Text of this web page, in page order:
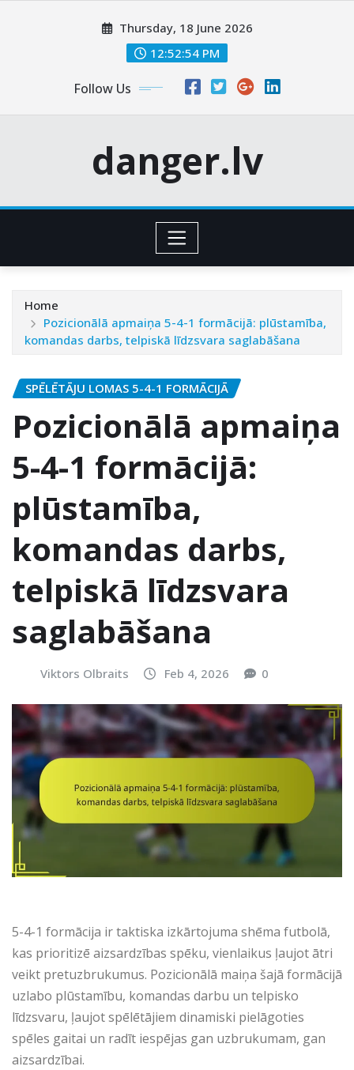
Thursday, 18 June 2026
12:52:55 PM
Follow Us
danger.lv
Home
Pozicionālā apmaiņa 5-4-1 formācijā: plūstamība,
komandas darbs, telpiskā līdzsvara saglabāšana
SPĒLĒTĀJU LOMAS 5-4-1 FORMĀCIJĀ
Pozicionālā apmaiņa
5-4-1 formācijā:
plūstamība,
komandas darbs,
telpiskā līdzsvara
saglabāšana
Viktors Olbraits Feb 4, 2026 0
5-4-1 formācija ir taktiska izkārtojuma shēma futbolā,
kas prioritizē aizsardzības spēku, vienlaikus ļaujot ātri
veikt pretuzbrukumus. Pozicionālā maiņa šajā formācijā
uzlabo plūstamību, komandas darbu un telpisko
līdzsvaru, ļaujot spēlētājiem dinamiski pielāgoties
spēles gaitai un radīt iespējas gan uzbrukumam, gan
aizsardzībai.